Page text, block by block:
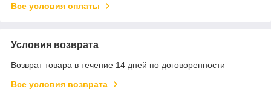
Все условия оплаты
Условия возврата
Возврат товара в течение 14 дней по договоренности
Все условия возврата